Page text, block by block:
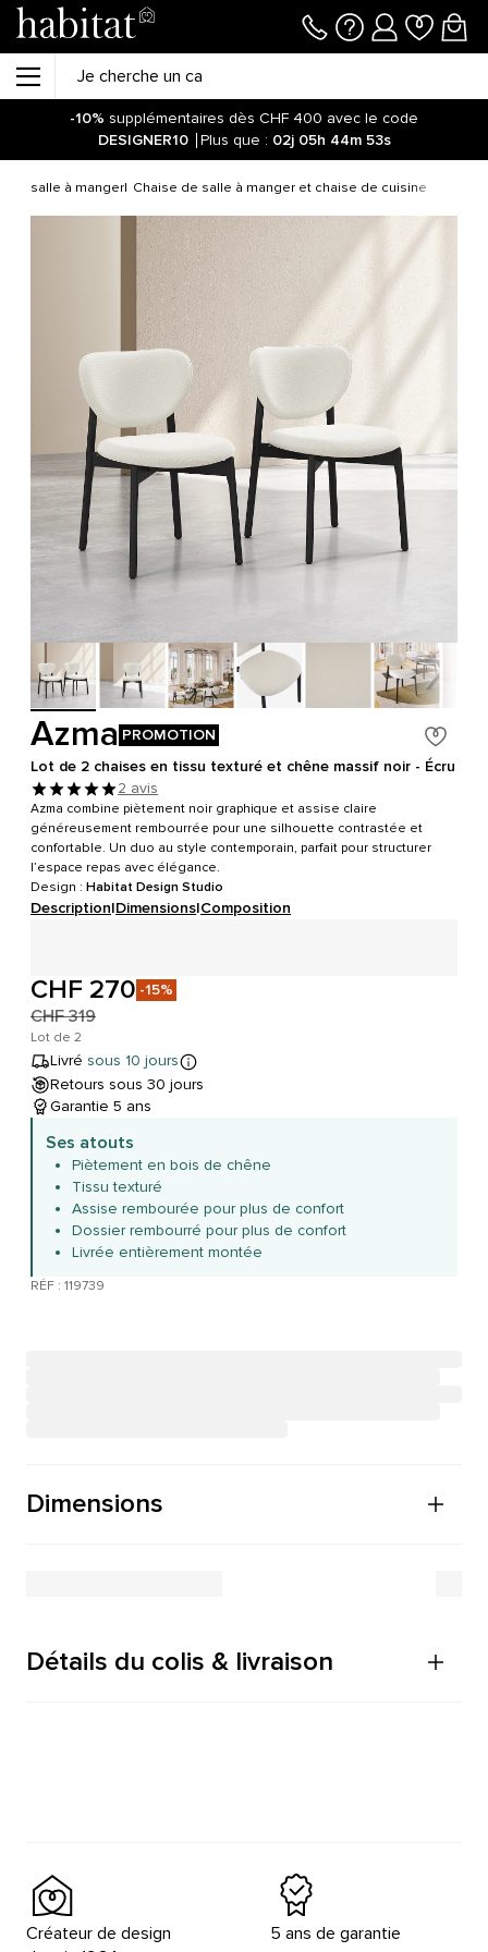
-10% supplémentaires dès CHF 400 avec le code
DESIGNER10
Plus que : 02j 05h 44m 53s
salle à manger Chaise de salle à manger et chaise de cuisine
Azma PROMOTION
Lot de 2 chaises en tissu texturé et chêne massif noir - Écru
2 avis
Azma combine piètement noir graphique et assise claire
généreusement rembourrée pour une silhouette contrastée et
confortable. Un duo au style contemporain, parfait pour structurer
l’espace repas avec élégance.
Design : Habitat Design Studio
Description|Dimensions|Composition
CHF 270 -15%
CHF 319
Lot de 2
Livré sous 10 jours
Retours sous 30 jours
Garantie 5 ans
Ses atouts
Piètement en bois de chêne
Tissu texturé
Assise rembourée pour plus de confort
Dossier rembourré pour plus de confort
Livrée entièrement montée
RÉF : 119739
Dimensions
Détails du colis & livraison
Créateur de design
5 ans de garantie